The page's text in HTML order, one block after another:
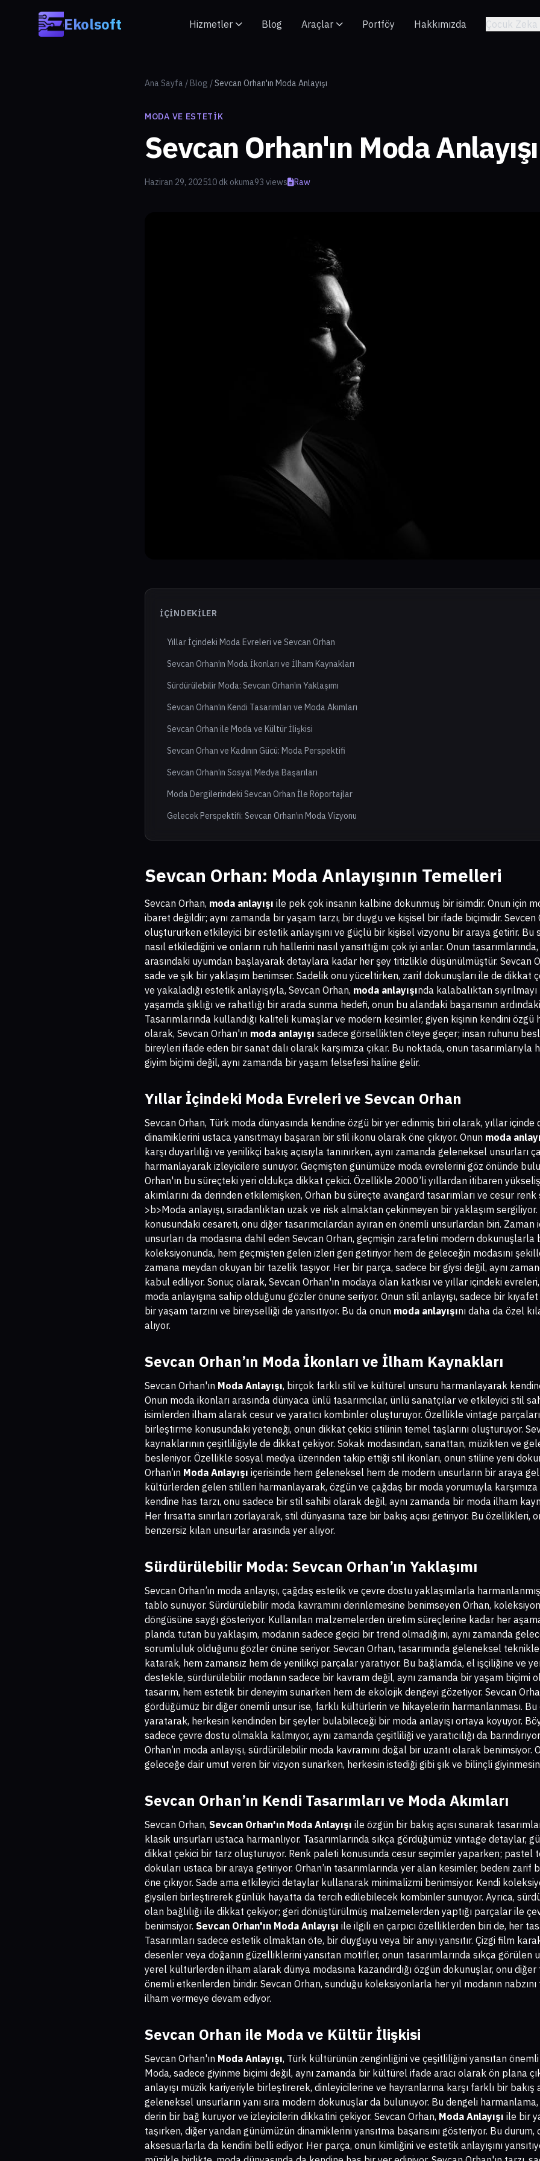
Ekolsoft Hizmetler Blog Araçlar Portföy Hakkımızda Çocuk Zeka
Ana Sayfa / Blog /Sevcan Orhan'ın Moda Anlayışı
MODA VE ESTETIK
Sevcan Orhan'ın Moda Anlayışı
Haziran 29, 202510 dk okuma93 views Raw
İÇINDEKILER
Yıllar İçindeki Moda Evreleri ve Sevcan Orhan
Sevcan Orhan’ın Moda İkonları ve İlham Kaynakları
Sürdürülebilir Moda: Sevcan Orhan’ın Yaklaşımı
Sevcan Orhan’ın Kendi Tasarımları ve Moda Akımları
Sevcan Orhan ile Moda ve Kültür İlişkisi
Sevcan Orhan ve Kadının Gücü: Moda Perspektifi
Sevcan Orhan’ın Sosyal Medya Başarıları
Moda Dergilerindeki Sevcan Orhan İle Röportajlar
Gelecek Perspektifi: Sevcan Orhan’ın Moda Vizyonu
Sevcan Orhan: Moda Anlayışının Temelleri
Sevcan Orhan, moda anlayışı ile pek çok insanın kalbine dokunmuş bir isimdir. Onun için
ibaret değildir; aynı zamanda bir yaşam tarzı, bir duygu ve kişisel bir ifade biçimidir. Sevcen
oluştururken etkileyici bir estetik anlayışını ve güçlü bir kişisel vizyonu bir araya getirir. Bu
nasıl etkilediğini ve onların ruh hallerini nasıl yansıttığını çok iyi anlar. Onun
arasındaki uyumdan başlayarak detaylara kadar her şey titizlikle düşünülmüştür. Sevcan
sade ve şık bir yaklaşım benimser. Sadelik onu yüceltirken, zarif dokunuşları ile de dikkat
ve yakaladığı estetik anlayışıyla, Sevcan Orhan, moda anlayışında kalabalıktan
yaşamda şıklığı ve rahatlığı bir arada sunma hedefi, onun bu alandaki başarısının
Tasarımlarında kullandığı kaliteli kumaşlar ve modern kesimler, giyen kişinin kendini özgü
olarak, Sevcan Orhan'ın moda anlayışı sadece görsellikten öteye geçer; insan ruhunu
bireyleri ifade eden bir sanat dalı olarak karşımıza çıkar. Bu noktada, onun
giyim biçimi değil, aynı zamanda bir yaşam felsefesi haline gelir.
Yıllar İçindeki Moda Evreleri ve Sevcan Orhan
Sevcan Orhan, Türk moda dünyasında kendine özgü bir yer edinmiş biri olarak, yıllar içinde
dinamiklerini ustaca yansıtmayı başaran bir stil ikonu olarak öne çıkıyor. Onun moda
karşı duyarlılığı ve yenilikçi bakış açısıyla tanınırken, aynı zamanda geleneksel unsurları
harmanlayarak izleyicilere sunuyor. Geçmişten günümüze moda evrelerini göz önünde
Orhan'ın bu süreçteki yeri oldukça dikkat çekici. Özellikle 2000’li yıllardan itibaren
akımlarını da derinden etkilemişken, Orhan bu süreçte avangard tasarımları ve cesur
>b>Moda anlayışı, sıradanlıktan uzak ve risk almaktan çekinmeyen bir yaklaşım
konusundaki cesareti, onu diğer tasarımcılardan ayıran en önemli unsurlardan biri.
unsurları da modasına dahil eden Sevcan Orhan, geçmişin zarafetini modern
koleksiyonunda, hem geçmişten gelen izleri geri getiriyor hem de geleceğin modasını
zamana meydan okuyan bir tazelik taşıyor. Her bir parça, sadece bir giysi değil, aynı
kabul ediliyor. Sonuç olarak, Sevcan Orhan'ın modaya olan katkısı ve yıllar içindeki
moda anlayışına sahip olduğunu gözler önüne seriyor. Onun stil anlayışı, sadece bir
bir yaşam tarzını ve bireyselliği de yansıtıyor. Bu da onun moda anlayışını daha da özel
alıyor.
Sevcan Orhan’ın Moda İkonları ve İlham Kaynakları
Sevcan Orhan'ın Moda Anlayışı, birçok farklı stil ve kültürel unsuru harmanlayarak
Onun moda ikonları arasında dünyaca ünlü tasarımcılar, ünlü sanatçılar ve etkileyici stil
isimlerden ilham alarak cesur ve yaratıcı kombinler oluşturuyor. Özellikle vintage
birleştirme konusundaki yeteneği, onun dikkat çekici stilinin temel taşlarını oluşturuyor.
kaynaklarının çeşitliliğiyle de dikkat çekiyor. Sokak modasından, sanattan, müzikten ve
besleniyor. Özellikle sosyal medya üzerinden takip ettiği stil ikonları, onun stiline yeni
Orhan’ın Moda Anlayışı içerisinde hem geleneksel hem de modern unsurların bir araya
kültürlerden gelen stilleri harmanlayarak, özgün ve çağdaş bir moda yorumuyla karşımıza
kendine has tarzı, onu sadece bir stil sahibi olarak değil, aynı zamanda bir moda ilham
Her fırsatta sınırları zorlayarak, stil dünyasına taze bir bakış açısı getiriyor. Bu özellikleri,
benzersiz kılan unsurlar arasında yer alıyor.
Sürdürülebilir Moda: Sevcan Orhan’ın Yaklaşımı
Sevcan Orhan’ın moda anlayışı, çağdaş estetik ve çevre dostu yaklaşımlarla
tablo sunuyor. Sürdürülebilir moda kavramını derinlemesine benimseyen Orhan,
döngüsüne saygı gösteriyor. Kullanılan malzemelerden üretim süreçlerine kadar her
planda tutan bu yaklaşım, modanın sadece geçici bir trend olmadığını, aynı zamanda
sorumluluk olduğunu gözler önüne seriyor. Sevcan Orhan, tasarımında geleneksel
katarak, hem zamansız hem de yenilikçi parçalar yaratıyor. Bu bağlamda, el işçiliğine ve
destekle, sürdürülebilir modanın sadece bir kavram değil, aynı zamanda bir yaşam biçimi
tasarım, hem estetik bir deneyim sunarken hem de ekolojik dengeyi gözetiyor. Sevcan
gördüğümüz bir diğer önemli unsur ise, farklı kültürlerin ve hikayelerin harmanlanması.
yaratarak, herkesin kendinden bir şeyler bulabileceği bir moda anlayışı ortaya koyuyor.
sadece çevre dostu olmakla kalmıyor, aynı zamanda çeşitliliği ve yaratıcılığı da
Orhan’ın moda anlayışı, sürdürülebilir moda kavramını doğal bir uzantı olarak benimsiyor.
geleceğe dair umut veren bir vizyon sunarken, herkesin istediği gibi şık ve bilinçli
Sevcan Orhan’ın Kendi Tasarımları ve Moda Akımları
Sevcan Orhan, Sevcan Orhan'ın Moda Anlayışı ile özgün bir bakış açısı sunarak
klasik unsurları ustaca harmanlıyor. Tasarımlarında sıkça gördüğümüz vintage detaylar,
dikkat çekici bir tarz oluşturuyor. Renk paleti konusunda cesur seçimler yaparken; pastel
dokuları ustaca bir araya getiriyor. Orhan’ın tasarımlarında yer alan kesimler, bedeni
öne çıkıyor. Sade ama etkileyici detaylar kullanarak minimalizmi benimsiyor. Kendi
giysileri birleştirerek günlük hayatta da tercih edilebilecek kombinler sunuyor. Ayrıca,
olan bağlılığı ile dikkat çekiyor; geri dönüştürülmüş malzemelerden yaptığı parçalar ile
benimsiyor. Sevcan Orhan'ın Moda Anlayışı ile ilgili en çarpıcı özelliklerden biri de, her
Tasarımları sadece estetik olmaktan öte, bir duyguyu veya bir anıyı yansıtır. Çizgi film
desenler veya doğanın güzelliklerini yansıtan motifler, onun tasarımlarında sıkça görülen
yerel kültürlerden ilham alarak dünya modasına kazandırdığı özgün dokunuşlar, onu diğer
önemli etkenlerden biridir. Sevcan Orhan, sunduğu koleksiyonlarla her yıl modanın
ilham vermeye devam ediyor.
Sevcan Orhan ile Moda ve Kültür İlişkisi
Sevcan Orhan'ın Moda Anlayışı, Türk kültürünün zenginliğini ve çeşitliliğini yansıtan
Moda, sadece giyinme biçimi değil, aynı zamanda bir kültürel ifade aracı olarak ön plana
anlayışı müzik kariyeriyle birleştirerek, dinleyicilerine ve hayranlarına karşı farklı bir bakış
geleneksel unsurların yanı sıra modern dokunuşlar da bulunuyor. Bu dengeli
derin bir bağ kuruyor ve izleyicilerin dikkatini çekiyor. Sevcan Orhan, Moda Anlayışı ile bir
taşırken, diğer yandan günümüzün dinamiklerini yansıtma başarısını gösteriyor. Bu
aksesuarlarla da kendini belli ediyor. Her parça, onun kimliğini ve estetik anlayışını